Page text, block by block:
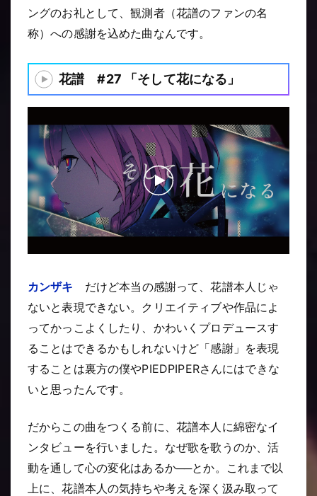
ングのお礼として、観測者（花譜のファンの名
称）への感謝を込めた曲なんです。
花譜 #27 「そして花になる」
カンザキ だけど本当の感謝って、花譜本人じゃ
ないと表現できない。クリエイティブや作品によ
ってかっこよくしたり、かわいくプロデュースす
ることはできるかもしれないけど「感謝」を表現
することは裏方の僕やPIEDPIPERさんにはできな
いと思ったんです。
だからこの曲をつくる前に、花譜本人に綿密なイ
ンタビューを行いました。なぜ歌を歌うのか、活
動を通して心の変化はあるか──とか。これまで以
上に、花譜本人の気持ちや考えを深く汲み取って